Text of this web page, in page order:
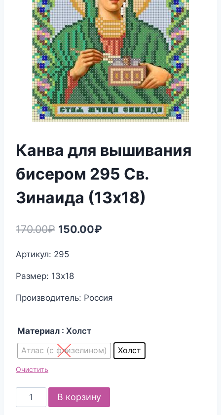
Канва для вышивания
бисером 295 Св.
Зинаида (13х18)
170.00₽ Первоначальная
170.00₽.
150.00₽
Артикул: 295
Размер: 13х18
Производитель: Россия
Материал : Холст
Атлас (с флизелином)
Холст
Очистить
Количество
товара
В корзину